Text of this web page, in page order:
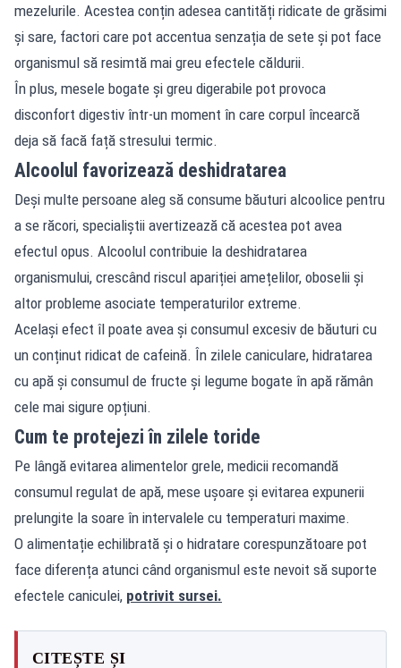
mezelurile. Acestea conțin adesea cantități ridicate de grăsimi
și sare, factori care pot accentua senzația de sete și pot face
organismul să resimtă mai greu efectele căldurii.
În plus, mesele bogate și greu digerabile pot provoca
disconfort digestiv într-un moment în care corpul încearcă
deja să facă față stresului termic.
Alcoolul favorizează deshidratarea
Deși multe persoane aleg să consume băuturi alcoolice pentru
a se răcori, specialiștii avertizează că acestea pot avea
efectul opus. Alcoolul contribuie la deshidratarea
organismului, crescând riscul apariției amețelilor, oboselii și
altor probleme asociate temperaturilor extreme.
Același efect îl poate avea și consumul excesiv de băuturi cu
un conținut ridicat de cafeină. În zilele caniculare, hidratarea
cu apă și consumul de fructe și legume bogate în apă rămân
cele mai sigure opțiuni.
Cum te protejezi în zilele toride
Pe lângă evitarea alimentelor grele, medicii recomandă
consumul regulat de apă, mese ușoare și evitarea expunerii
prelungite la soare în intervalele cu temperaturi maxime.
O alimentație echilibrată și o hidratare corespunzătoare pot
face diferența atunci când organismul este nevoit să suporte
efectele caniculei, potrivit sursei.
CITEȘTE ȘI